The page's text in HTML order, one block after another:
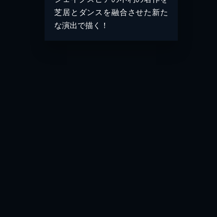
芝居とダンスを融合させた新た
な演出で描く！